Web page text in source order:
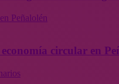
Peñalolén
circular en